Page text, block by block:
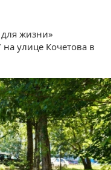
жизни»
улице Кочетова в